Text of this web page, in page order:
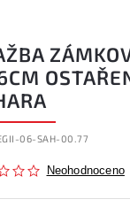
06-SAH-00.77
Neohodnoceno